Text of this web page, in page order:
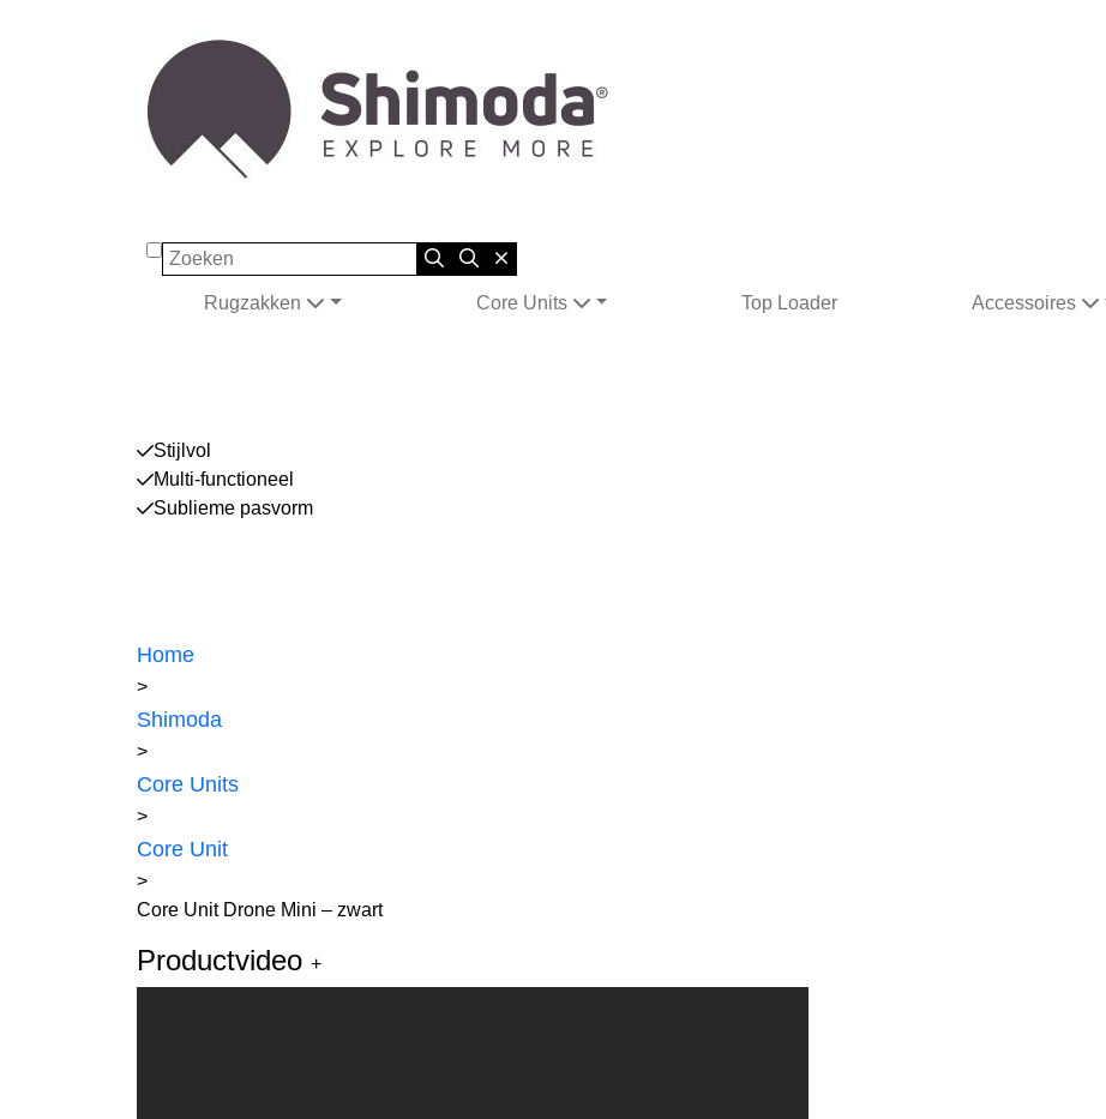
Zoeken
Rugzakken Core Units Top Loader Accessoires
Stijlvol
Multi-functioneel
Sublieme pasvorm
Home
>
Shimoda
>
Core Units
>
Core Unit
>
Core Unit Drone Mini – zwart
Productvideo +